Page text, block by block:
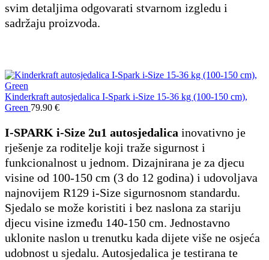
svim detaljima odgovarati stvarnom izgledu i
sadržaju proizvoda.
Kinderkraft autosjedalica I-Spark i-Size 15-36 kg (100-150 cm),
Green 79.90 €
I-SPARK i-Size 2u1 autosjedalica inovativno je
rješenje za roditelje koji traže sigurnost i
funkcionalnost u jednom. Dizajnirana je za djecu
visine od 100-150 cm (3 do 12 godina) i udovoljava
najnovijem R129 i-Size sigurnosnom standardu.
Sjedalo se može koristiti i bez naslona za stariju
djecu visine između 140-150 cm. Jednostavno
uklonite naslon u trenutku kada dijete više ne osjeća
udobnost u sjedalu. Autosjedalica je testirana te